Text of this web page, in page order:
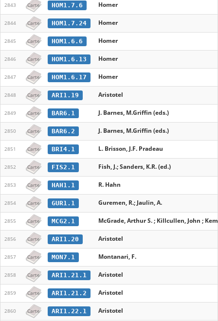
2843 Carte HOM1.7.6 Homer
2844 Carte HOM1.7.24 Homer
2845 Carte HOM1.6.6 Homer
2846 Carte HOM1.6.13 Homer
2847 Carte HOM1.6.17 Homer
2848 Carte ARI1.19 Aristotel
2849 Carte BAR6.1 J. Barnes, M.Griffin (eds.)
2850 Carte BAR6.2 J. Barnes, M.Griffin (eds.)
2851 Carte BRI4.1 L. Brisson, J.F. Pradeau
2852 Carte FIS2.1 Fish, J.; Sanders, K.R. (ed.)
2853 Carte HAH1.1 R. Hahn
2854 Carte GUR1.1 Guremen, R.; Jaulin, A.
2855 Carte MCG2.1 McGrade, Arthur S. ; Killcullen, John ;
2856 Carte ARI1.20 Aristotel
2857 Carte MON7.1 Montanari, F.
2858 Carte ARI1.21.1 Aristotel
2859 Carte ARI1.21.2 Aristotel
2860 Carte ARI1.22.1 Aristotel